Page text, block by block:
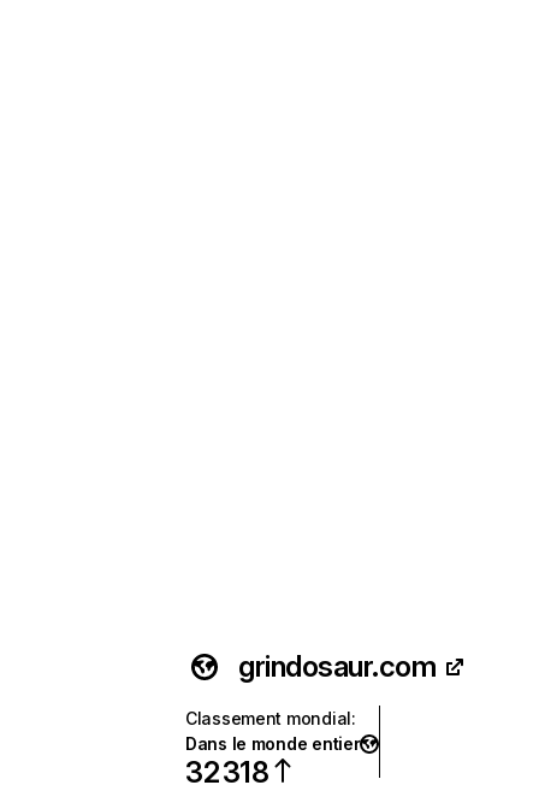
grindosaur.com
Classement mondial:
Dans le monde entier
32 318